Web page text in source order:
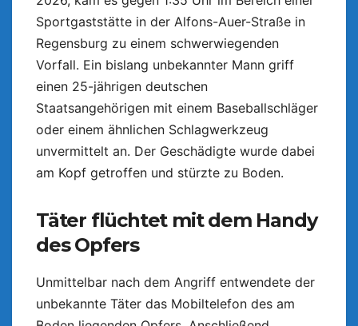
Sportgaststätte in der Alfons-Auer-Straße in
Regensburg zu einem schwerwiegenden
Vorfall. Ein bislang unbekannter Mann griff
einen 25-jährigen deutschen
Staatsangehörigen mit einem Baseballschläger
oder einem ähnlichen Schlagwerkzeug
unvermittelt an. Der Geschädigte wurde dabei
am Kopf getroffen und stürzte zu Boden.
Täter flüchtet mit dem Handy
des Opfers
Unmittelbar nach dem Angriff entwendete der
unbekannte Täter das Mobiltelefon des am